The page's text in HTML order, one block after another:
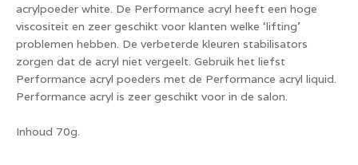
acrylpoeder white. De Performance acryl heeft een hoge
viscositeit en zeer geschikt voor klanten welke ‘lifting’
problemen hebben. De verbeterde kleuren stabilisators
zorgen dat de acryl niet vergeelt. Gebruik het liefst
Performance acryl poeders met de Performance acryl liquid.
Performance acryl is zeer geschikt voor in de salon.
Inhoud 70g.